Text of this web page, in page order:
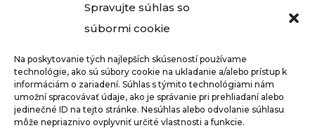
Spravujte súhlas so
súbormi cookie
Na poskytovanie tých najlepších skúseností používame
technológie, ako sú súbory cookie na ukladanie a/alebo prístup k
informáciám o zariadení. Súhlas s týmito technológiami nám
umožní spracovávať údaje, ako je správanie pri prehliadaní alebo
jedinečné ID na tejto stránke. Nesúhlas alebo odvolanie súhlasu
môže nepriaznivo ovplyvniť určité vlastnosti a funkcie.
večných začiatočníkov
ecommerce, roky sompredávala v
kamennej predajni.
Prešla som si skúsenosťamiod B2CdoB2B